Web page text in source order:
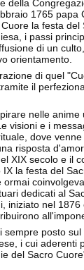
della
1765 papa
la festa del
i passi
di un
orientamento.
di quel
il
nelle anime
visioni e i
dove
risposta
XIX secolo e il
la festa del
dedicati al
iniziato nel 1876
sempre posto sul
i cui aderenti
del Sacro